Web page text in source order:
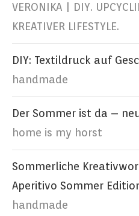
VERONIKA | DIY.
KREATIVER LIFESTYLE.
DIY: Textildruck auf
handmade
Der Sommer ist da –
home is my horst
Sommerliche
Aperitivo Sommer
handmade